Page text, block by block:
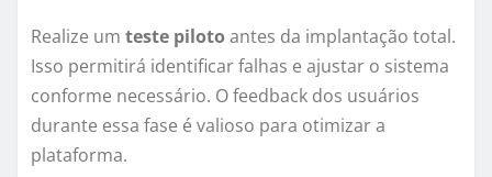
Realize um teste piloto antes da implantação total.
Isso permitirá identificar falhas e ajustar o sistema
conforme necessário. O feedback dos usuários
durante essa fase é valioso para otimizar a
plataforma.